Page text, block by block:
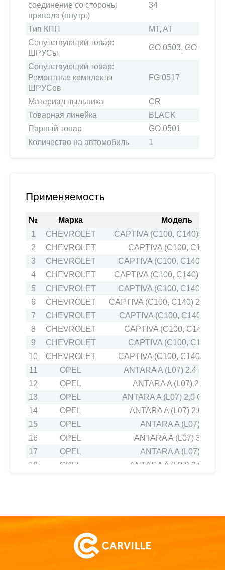
соединение со стороны
привода (внутр.)
34
Тип КПП
MT, AT
Сопутствующий товар:
ШРУСы
GO 0503, GO 0501
Сопутствующий товар:
Ремонтные комплекты
ШРУСов
FG 0517
Материал пыльника
CR
Товарная линейка
BLACK
Парный товар
GO 0501
Количество на автомобиль
1
Применяемость
№ Марка
Модель
1
CHEVROLET
CAPTIVA (C100, C140) 2.0 D
2
CHEVROLET
CAPTIVA (C100, C140) 2.4
3
CHEVROLET
CAPTIVA (C100, C140) 2.4
4
CHEVROLET
CAPTIVA (C100, C140) 2.0 D
5
CHEVROLET
CAPTIVA (C100, C140) 3.2
6
CHEVROLET
CAPTIVA (C100, C140) 2.4
7
CHEVROLET
CAPTIVA (C100, C140) 2.4
8
CHEVROLET
CAPTIVA (C100, C140) 2.0
9
CHEVROLET
CAPTIVA (C100, C140) 2.4
10
CHEVROLET
CAPTIVA (C100, C140) 2.4
11
OPEL
ANTARA A (L07) 2.4 LPG
12
OPEL
ANTARA A (L07) 2.4 4x4
13
OPEL
ANTARA A (L07) 2.0 CDTI
14
OPEL
ANTARA A (L07) 2.0 CDTI
15
OPEL
ANTARA A (L07) 2.4
16
OPEL
ANTARA A (L07) 3.2 V6
17
OPEL
ANTARA A (L07) 2.4
18
OPEL
ANTARA A (L07) 2.0 CDTI